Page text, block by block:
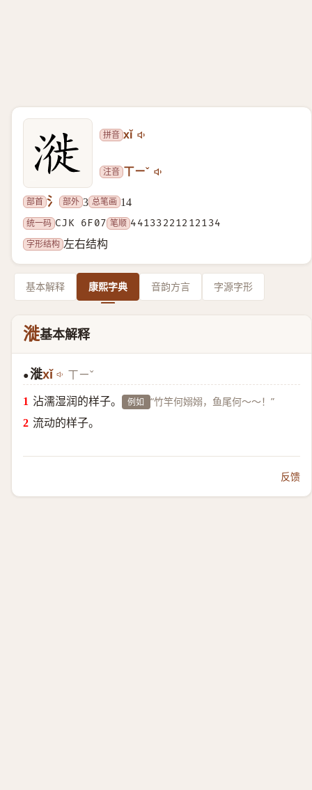
拼音 xǐ
注音 ㄒㄧˇ
部首 氵 部外 3 总笔画 14
统一码 CJK 6F07 笔顺 44133221212134
字形结构 左右结构
基本解释 康熙字典 音韵方言 字源字形
漇基本解释
●漇xǐ ㄒㄧˇ
沾濡湿润的样子。 例如 “竹竿何嫋嫋，鱼尾何～～！”
流动的样子。
反馈